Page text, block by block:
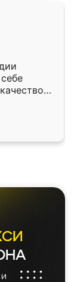
почти